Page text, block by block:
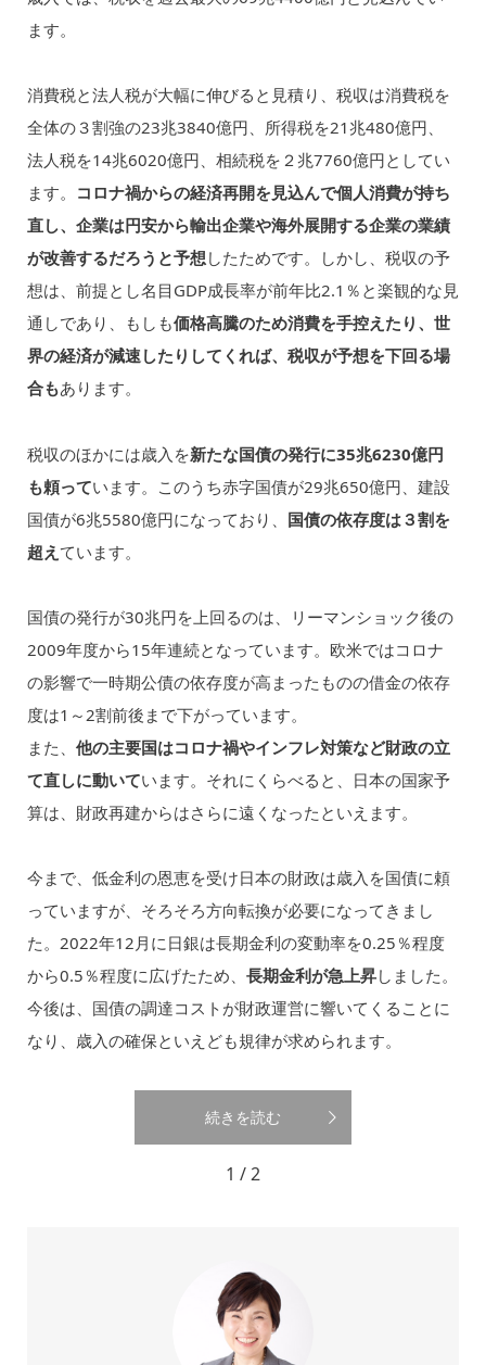
ます。
消費税と法人税が大幅に伸びると見積り、税収は消費税を
全体の３割強の23兆3840億円、所得税を21兆480億円、
法人税を14兆6020億円、相続税を２兆7760億円としてい
ます。 コロナ禍からの経済再開を見込んで個人消費が持ち
直し、企業は円安から輸出企業や海外展開する企業の業績
が改善するだろうと予想したためです。しかし、税収の予
想は、前提とし名目GDP成長率が前年比2.1％と楽観的な見
通しであり、もしも価格高騰のため消費を手控えたり、世
界の経済が減速したりしてくれば、税収が予想を下回る場
合もあります。
税収のほかには歳入を新たな国債の発行に35兆6230億円
も頼っています。このうち赤字国債が29兆650億円、建設
国債が6兆5580億円になっており、 国債の依存度は３割を
超え ています。
国債の発行が30兆円を上回るのは、リーマンショック後の
2009年度から15年連続となっています。欧米ではコロナ
の影響で一時期公債の依存度が高まったものの借金の依存
度は1～2割前後まで下がっています。
また、 他の主要国はコロナ禍やインフレ対策など財政の立
て直しに動いています。それにくらべると、日本の国家予
算は、財政再建からはさらに遠くなったといえます。
今まで、低金利の恩恵を受け日本の財政は歳入を国債に頼
っていますが、そろそろ方向転換が必要になってきまし
た。2022年12月に日銀は長期金利の変動率を0.25％程度
から0.5％程度に広げたため、 長期金利が急上昇しました。
今後は、国債の調達コストが財政運営に響いてくることに
なり、歳入の確保といえども規律が求められます。
続きを読む
1 / 2